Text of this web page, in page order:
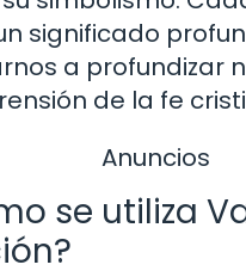
significado
a profundizar
de la fe
Anuncios
se utiliza